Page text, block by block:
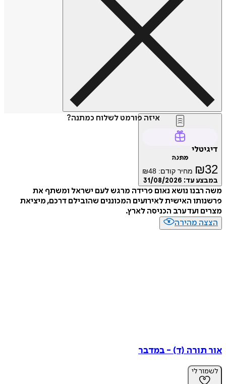
איזה פורמט לשלוח כמתנה?
דיגיטלי
מתנה
₪32 מחיר קודם: ₪48
במבצע עד: 31/08/2026
משה רבנו נושא נאום פרידה מרגש לעם ישראל ומשתף את
פרשנותו האישית לאירועים המכוננים שהובילם דרכם, מיציאת
מצרים ועד ערב הכניסה לארץ.
הצצה מהירה
אור תורה (ד) - במדבר
לשמור לי